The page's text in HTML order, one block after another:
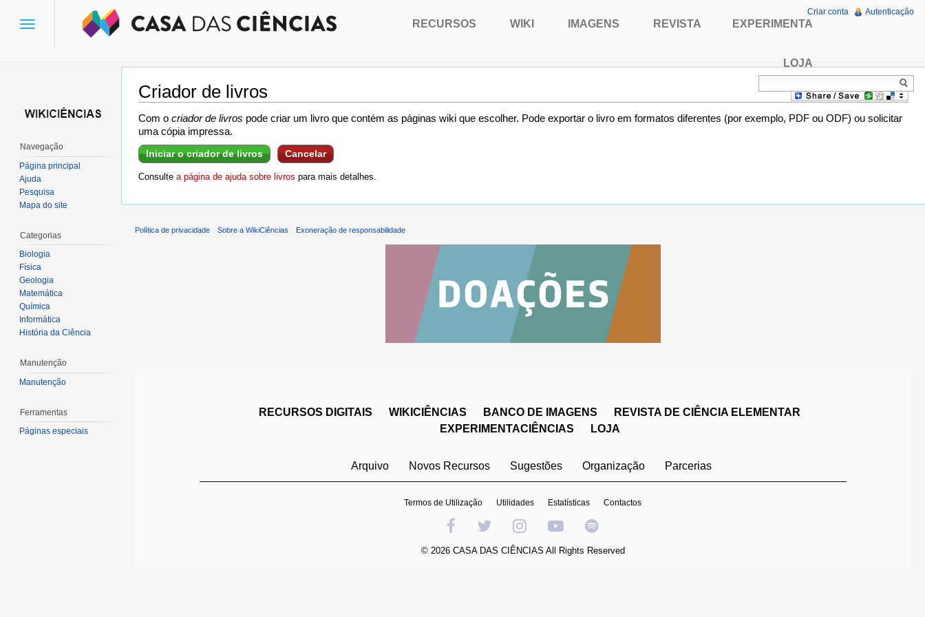
Criador de livros
Ir para:navegação,pesquisa
Com o criador de livros pode criar um livro que contém as páginas wiki que escolher. Pode exportar o livro em formatos diferentes (por exemplo, PDF ou ODF) ou solicitar
uma cópia impressa.
Iniciar o criador de livros Cancelar
Consulte a página de ajuda sobre livros para mais detalhes.
Toggle
RECURSOS WIKI IMAGENS REVISTA EXPERIMENTA
LOJA
Criar conta Autenticação
Navegação
Página principal
Ajuda
Pesquisa
Mapa do site
Categorias
Biologia
Física
Geologia
Matemática
Química
Informática
História da Ciência
Manutenção
Manutenção
Ferramentas
Páginas especiais
Política de privacidade Sobre a WikiCiências Exoneração de responsabilidade
RECURSOS DIGITAIS WIKICIÊNCIAS BANCO DE IMAGENS
REVISTA DE CIÊNCIA ELEMENTAR
EXPERIMENTACIÊNCIAS
LOJA
Arquivo Novos Recursos Sugestões Organização Parcerias
Termos de Utilização Utilidades Estatísticas Contactos
© 2026 CASA DAS CIÊNCIAS All Rights Reserved